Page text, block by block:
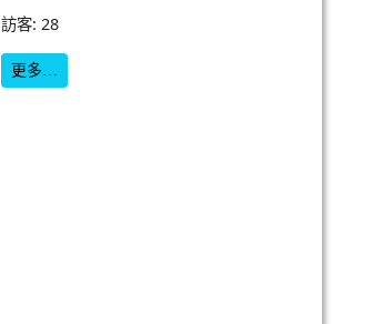
訪客: 28
更多…